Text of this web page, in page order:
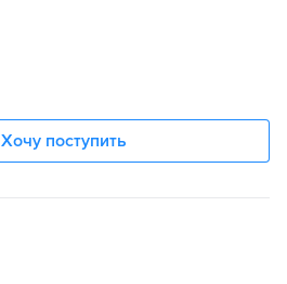
Хочу поступить